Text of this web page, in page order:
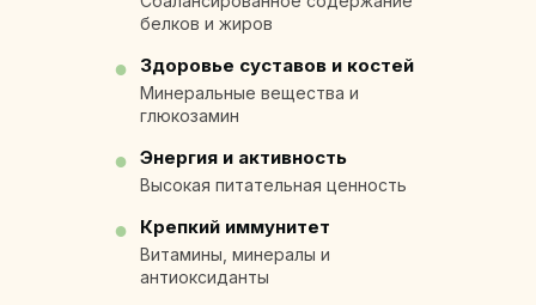
белков и жиров
● Здоровье суставов и костей
Минеральные вещества и
глюкозамин
● Энергия и активность
Высокая питательная ценность
● Крепкий иммунитет
Витамины, минералы и
антиоксиданты